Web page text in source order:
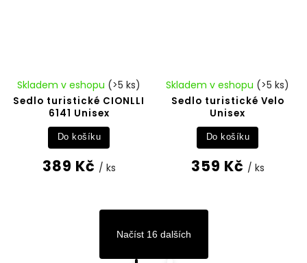
Sedlo turistické CIONLLI
6141 Unisex
Skladem v eshopu (>5 ks)
389 Kč / ks
Do košíku
Sedlo turistické Velo
Unisex
Skladem v eshopu (>5 ks)
359 Kč / ks
Do košíku
Načíst 16 dalších